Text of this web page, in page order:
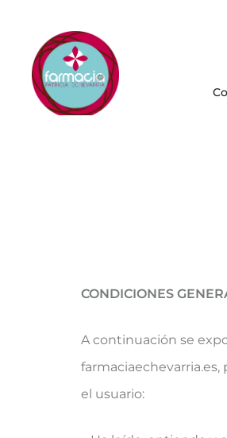
CONDICIONES
A continuación se
el usuario: